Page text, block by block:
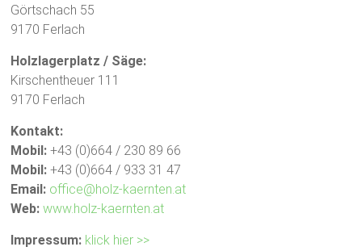
Görtschach 55
9170 Ferlach
Holzlagerplatz / Säge:
Kirschentheuer 111
9170 Ferlach
Kontakt:
Mobil:+43 (0)664 / 230 89 66
Mobil:+43 (0)664 / 933 31 47
Email: office@holz-kaernten.at
Web: www.holz-kaernten.at
Impressum: klick hier >>